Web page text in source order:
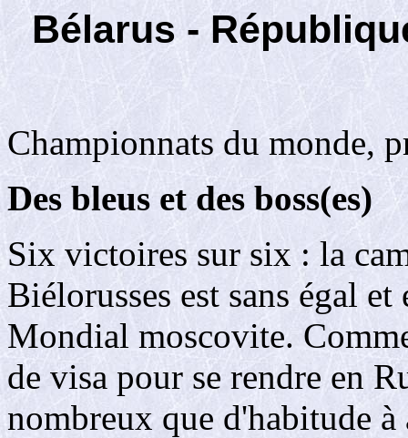
Bélarus -
Championnats du monde,
Des bleus et des boss(es)
Six victoires sur six : la
Biélorusses est sans égal
Mondial moscovite.
de visa pour se rendre en
nombreux que d'habitude